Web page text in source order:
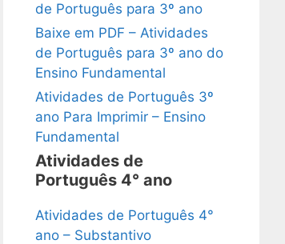
de Português para 3º ano
Baixe em PDF – Atividades
de Português para 3º ano do
Ensino Fundamental
Atividades de Português 3º
ano Para Imprimir – Ensino
Fundamental
Atividades de
Português 4° ano
Atividades de Português 4°
ano – Substantivo